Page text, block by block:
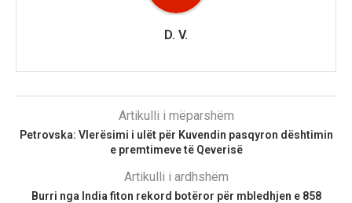
D. V.
Artikulli i mëparshëm
Petrovska: Vlerësimi i ulët për Kuvendin pasqyron dështimin
e premtimeve të Qeverisë
Artikulli i ardhshëm
Burri nga India fiton rekord botëror për mbledhjen e 858